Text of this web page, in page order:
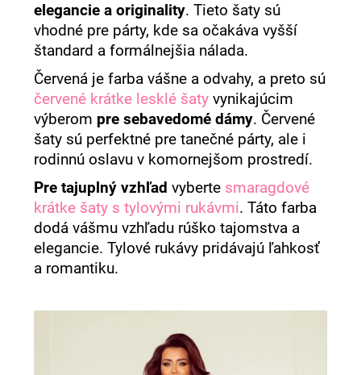
elegancie a originality. Tieto šaty sú
vhodné pre párty, kde sa očakáva vyšší
štandard a formálnejšia nálada.
Červená je farba vášne a odvahy, a preto sú
červené krátke lesklé šaty vynikajúcim
výberom pre sebavedomé dámy. Červené
šaty sú perfektné pre tanečné párty, ale i
rodinnú oslavu v komornejšom prostredí.
Pre tajuplný vzhľad vyberte smaragdové
krátke šaty s tylovými rukávmi. Táto farba
dodá vášmu vzhľadu rúško tajomstva a
elegancie. Tylové rukávy pridávajú ľahkosť
a romantiku.